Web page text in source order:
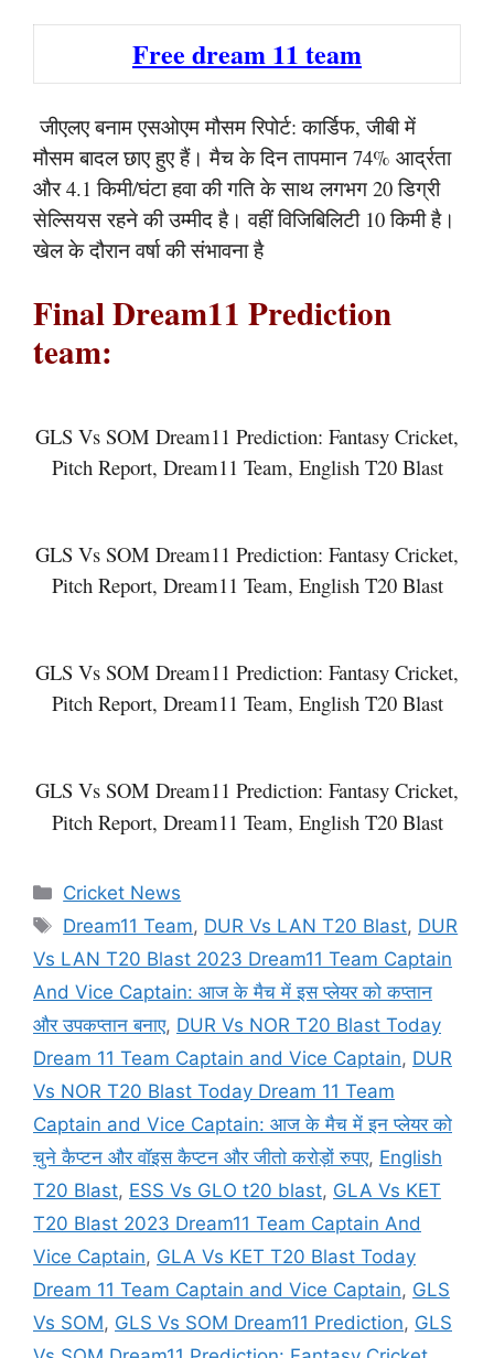
Free dream 11 team
जीएलए बनाम एसओएम मौसम रिपोर्ट: कार्डिफ, जीबी में
मौसम बादल छाए हुए हैं। मैच के दिन तापमान 74% आर्द्रता
और 4.1 किमी/घंटा हवा की गति के साथ लगभग 20 डिग्री
सेल्सियस रहने की उम्मीद है। वहीं विजिबिलिटी 10 किमी है।
खेल के दौरान वर्षा की संभावना है
Final Dream11 Prediction
team:
GLS Vs SOM Dream11 Prediction: Fantasy Cricket,
Pitch Report, Dream11 Team, English T20 Blast
GLS Vs SOM Dream11 Prediction: Fantasy Cricket,
Pitch Report, Dream11 Team, English T20 Blast
GLS Vs SOM Dream11 Prediction: Fantasy Cricket,
Pitch Report, Dream11 Team, English T20 Blast
GLS Vs SOM Dream11 Prediction: Fantasy Cricket,
Pitch Report, Dream11 Team, English T20 Blast
Categories
Cricket News
Tags
Dream11 Team, DUR Vs LAN T20 Blast, DUR
Vs LAN T20 Blast 2023 Dream11 Team Captain
And Vice Captain: आज के मैच में इस प्लेयर को कप्तान
और उपकप्तान बनाए, DUR Vs NOR T20 Blast Today
Dream 11 Team Captain and Vice Captain, DUR
Vs NOR T20 Blast Today Dream 11 Team
Captain and Vice Captain: आज के मैच में इन प्लेयर को
चुने कैप्टन और वॉइस कैप्टन और जीतो करोड़ों रुपए, English
T20 Blast, ESS Vs GLO t20 blast, GLA Vs KET
T20 Blast 2023 Dream11 Team Captain And
Vice Captain, GLA Vs KET T20 Blast Today
Dream 11 Team Captain and Vice Captain, GLS
Vs SOM, GLS Vs SOM Dream11 Prediction, GLS